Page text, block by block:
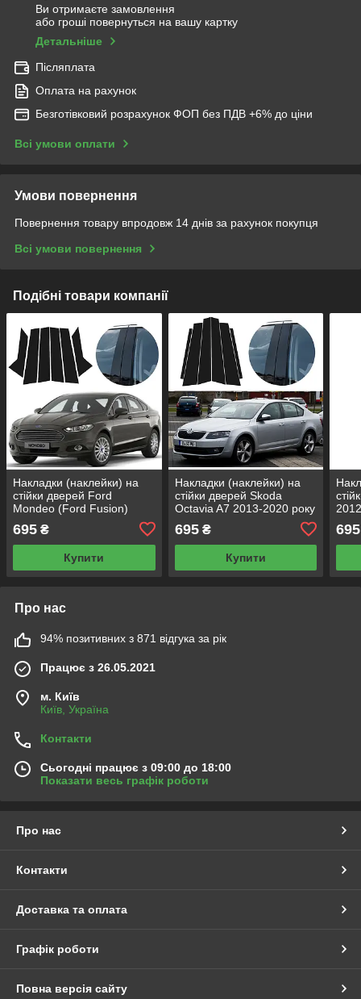
Ви отримаєте замовлення
або гроші повернуться на вашу картку
Детальніше
Післяплата
Оплата на рахунок
Безготівковий розрахунок ФОП без ПДВ +6% до ціни
Всі умови оплати
Умови повернення
Повернення товару впродовж 14 днів за рахунок покупця
Всі умови повернення
Подібні товари компанії
Накладки (наклейки) на
стійки дверей Ford
Mondeo (Ford Fusion)
глянець комплект 6 шт.
695 ₴
Купити
Накладки (наклейки) на
стійки дверей Skoda
Octavia A7 2013-2020 року
чорний глянець комплект
6 шт.
695₴
Купити
695
Про нас
94% позитивних з 871 відгука за рік
Працює з 26.05.2021
м. Київ
Київ, Україна
Контакти
Сьогодні працює з 09:00 до 18:00
Показати весь графік роботи
Про нас
Контакти
Доставка та оплата
Графік роботи
Повна версія сайту